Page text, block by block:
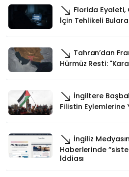
Florida
İçin Tehlikeli
Tahran’dan
Hürmüz Resti:
İngiltere
Filistin Eylemlerine
İngiliz
Haberlerinde
İddiası